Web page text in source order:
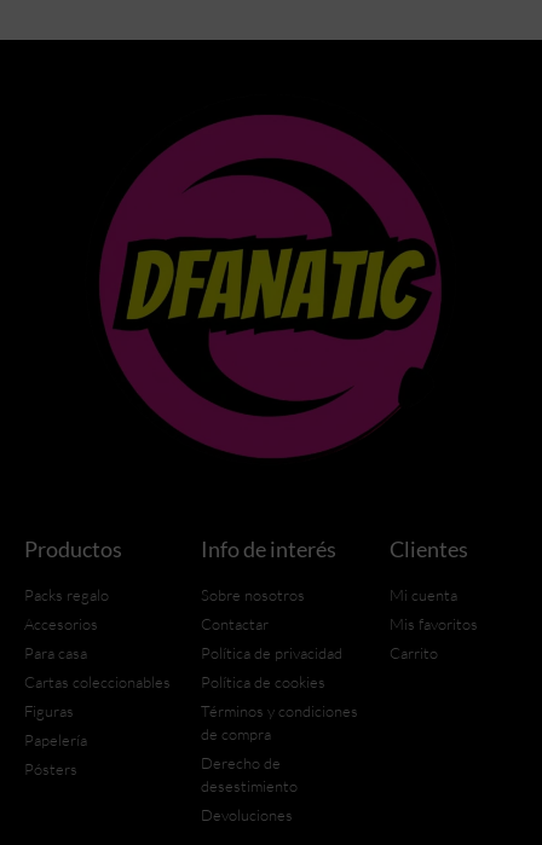
Productos
Packs regalo
Accesorios
Para casa
Cartas coleccionables
Figuras
Papelería
Pósters
Info de interés
Sobre nosotros
Contactar
Política de privacidad
Política de cookies
Términos y condiciones
de compra
Derecho de
desestimiento
Devoluciones
Clientes
Mi cuenta
Mis favoritos
Carrito